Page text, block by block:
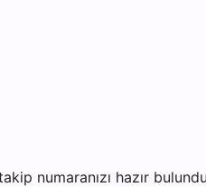
numaranızı hazır